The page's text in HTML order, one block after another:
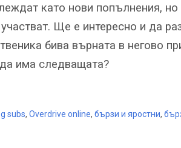
като нови попълнения, но
Ще е интересно и да
бива върната в негово
има следващата?
subs, Overdrive online, бързи и яростни,